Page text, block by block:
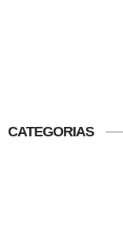
CATEGORIAS